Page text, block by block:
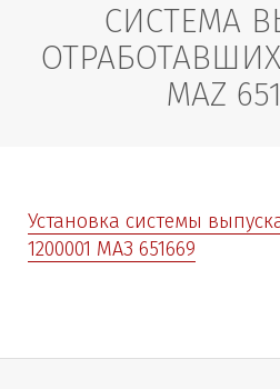
СИСТЕМА
MAZ
Установка системы
1200001 МАЗ 651669